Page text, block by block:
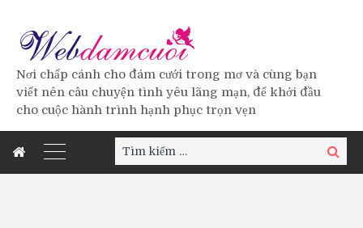
Nơi chấp cánh cho đám cưới trong mơ và cùng bạn
viết nên câu chuyện tình yêu lãng mạn, để khởi đầu
cho cuộc hành trình hạnh phục trọn vẹn
Tìm
kiếm:
Tìm
kiếm